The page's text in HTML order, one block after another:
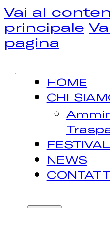
Vai al
principale
pagina
HOME
CHI
FESTIVAL
NEWS